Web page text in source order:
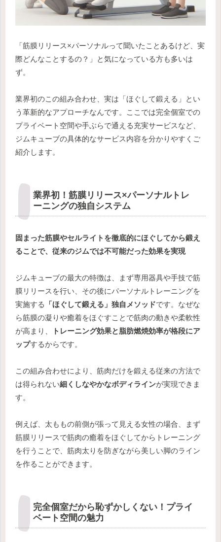
「筋膜リリース×パーソナルって聞いたことあるけど、実
際どんなことするの？」と気になっている方も多いは
ず。
業界初のこの組み合わせ、実は「ほぐして鍛える」とい
う革新的なアプローチなんです。ここでは完全個室での
プライベート空間や手ぶらで通える充実サービスなど、
ジムキューブの具体的なサービス内容を分かりやすくご
紹介します。
業界初！筋膜リリース×パーソナルトレ
ーニングの独自システム
固まった筋膜やセルライトを徹底的にほぐしてから鍛え
ることで、従来のジムでは不可能だった効果を実現
ジムキューブの最大の特徴は、まず専用器具や手技で筋
膜リリースを行い、その後にパーソナルトレーニングを
実施する
「ほぐして鍛える」独自メソッドです。なぜな
ら筋膜の凝りや癒着をほぐすことで筋肉の動きや柔軟性
が高まり、
トレーニング効果と脂肪燃焼効率が格段にア
ップするからです。
この組み合わせにより、筋肉だけを鍛える従来の方法で
は得られない細くしなやかなボディラインが実現できま
す。
例えば、太ももの前側が張って見える女性の場合、まず
筋膜リリースで筋肉の癒着をほぐしてからトレーニング
を行うことで、筋肉太りを防ぎながら美しい脚のライン
を作ることができます。
完全個室だから恥ずかしくない！プライ
ベート空間の魅力